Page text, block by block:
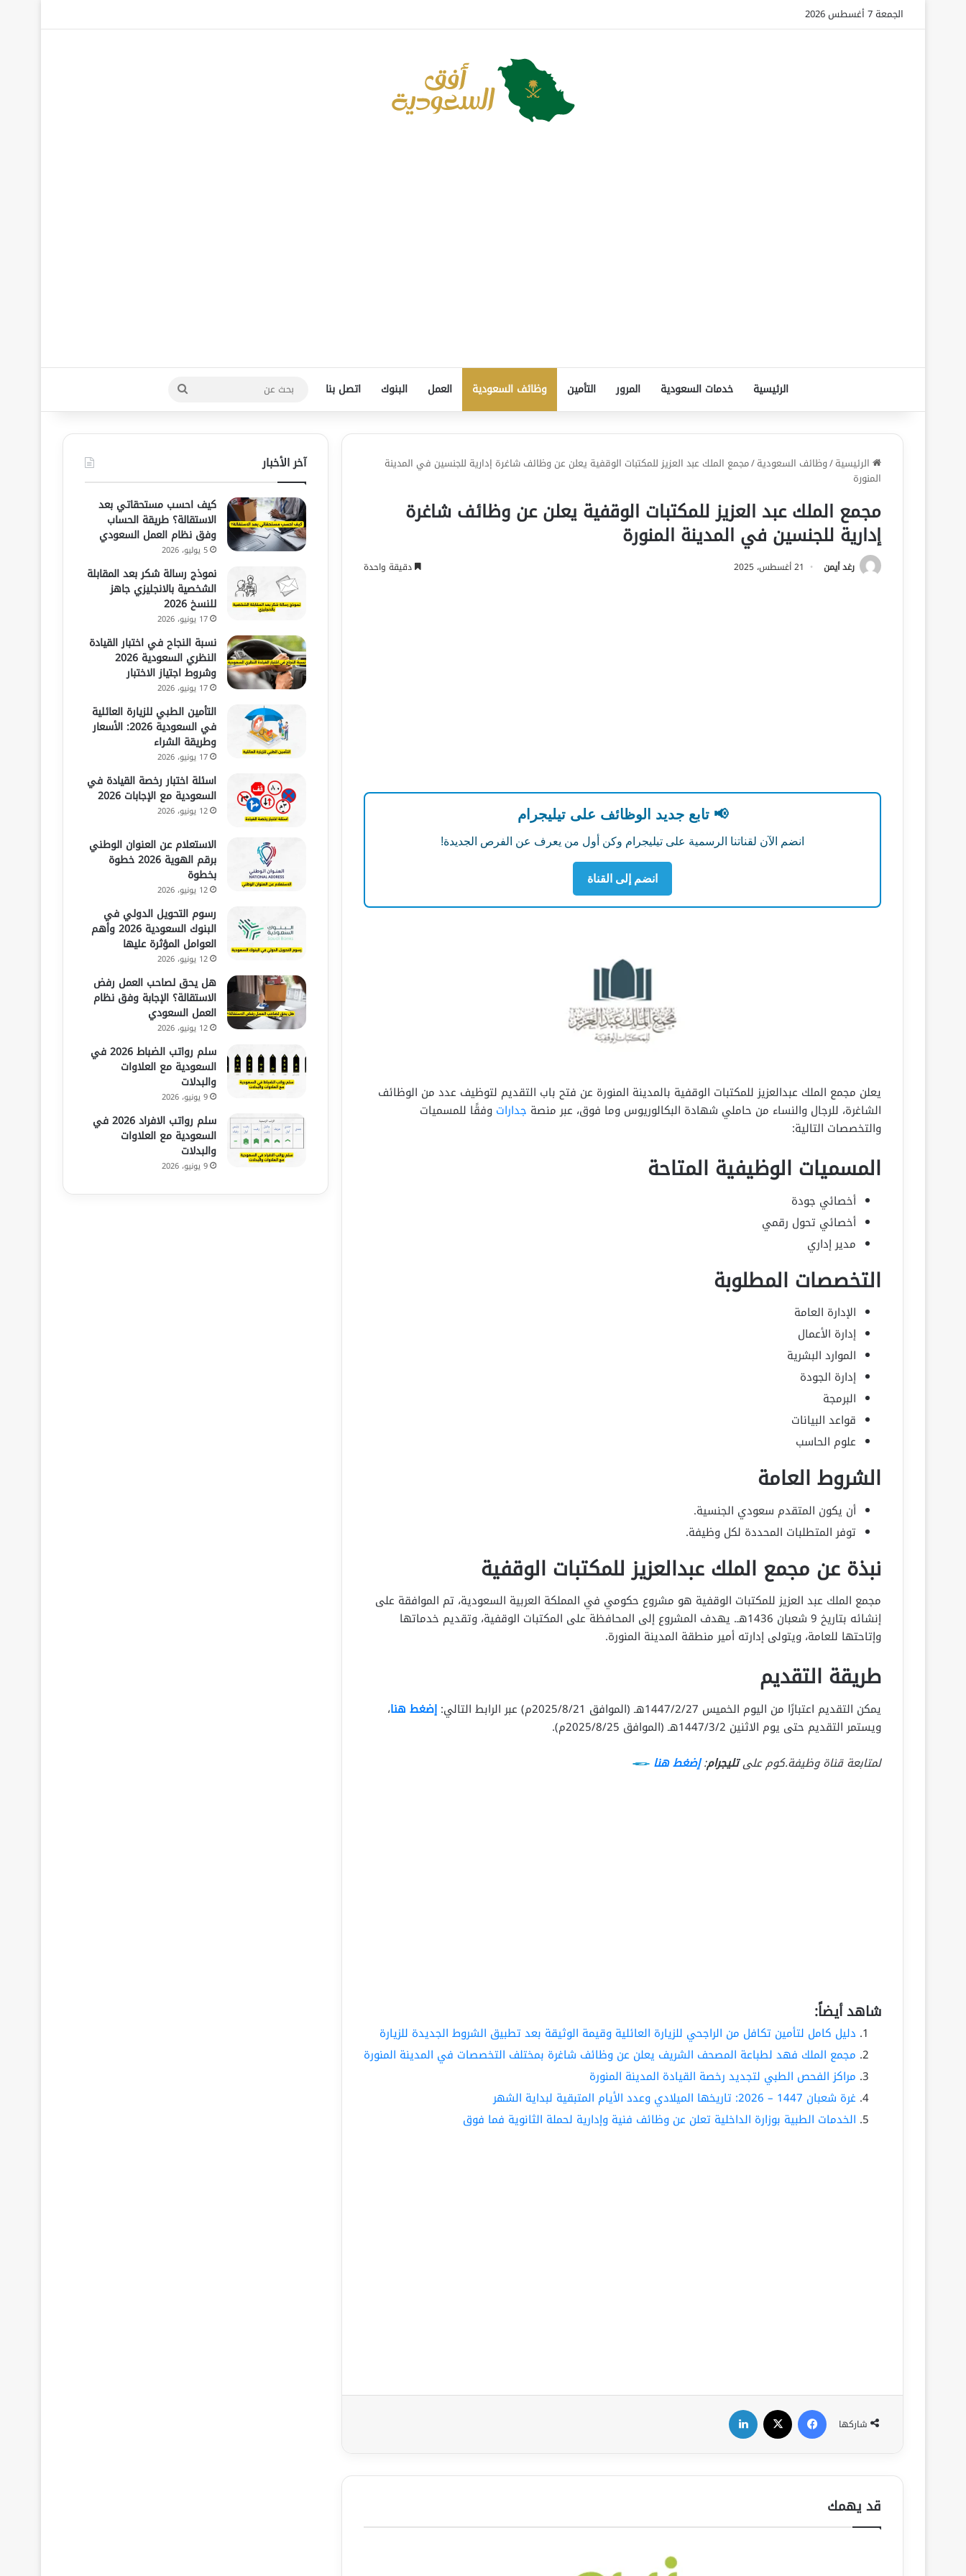
الجمعة 7 أغسطس 2026
الرئيسية خدمات السعودية المرور التأمين وظائف السعودية العمل البنوك اتصل بنا
بحث
عن
الرئيسية/وظائف السعودية/مجمع الملك عبد العزيز للمكتبات الوقفية يعلن عن وظائف شاغرة إدارية للجنسين في المدينة
المنورة
مجمع الملك عبد العزيز للمكتبات الوقفية يعلن عن وظائف شاغرة
إدارية للجنسين في المدينة المنورة
رغد أيمن 21 أغسطس، 2025 دقيقة واحدة
📢 تابع جديد الوظائف على تيليجرام
انضم الآن لقناتنا الرسمية على تيليجرام وكن أول من يعرف عن الفرص الجديدة!
انضم إلى القناة
يعلن مجمع الملك عبدالعزيز للمكتبات الوقفية بالمدينة المنورة عن فتح باب التقديم لتوظيف عدد من الوظائف
الشاغرة، للرجال والنساء من حاملي شهادة البكالوريوس وما فوق، عبر منصة جدارات وفقًا للمسميات
والتخصصات التالية:
المسميات الوظيفية المتاحة
أخصائي جودة
أخصائي تحول رقمي
مدير إداري
التخصصات المطلوبة
الإدارة العامة
إدارة الأعمال
الموارد البشرية
إدارة الجودة
البرمجة
قواعد البيانات
علوم الحاسب
الشروط العامة
أن يكون المتقدم سعودي الجنسية.
توفر المتطلبات المحددة لكل وظيفة.
نبذة عن مجمع الملك عبدالعزيز للمكتبات الوقفية
مجمع الملك عبد العزيز للمكتبات الوقفية هو مشروع حكومي في المملكة العربية السعودية، تم الموافقة على
إنشائه بتاريخ 9 شعبان 1436هـ. يهدف المشروع إلى المحافظة على المكتبات الوقفية، وتقديم خدماتها
وإتاحتها للعامة، ويتولى إدارته أمير منطقة المدينة المنورة.
طريقة التقديم
يمكن التقديم اعتبارًا من اليوم الخميس 1447/2/27هـ (الموافق 2025/8/21م) عبر الرابط التالي: إضغط هنا،
ويستمر التقديم حتى يوم الاثنين 1447/3/2هـ (الموافق 2025/8/25م).
لمتابعة قناة وظيفة.كوم علىتليجرام:إضغط هنا
شاهد أيضاً:
دليل كامل لتأمين تكافل من الراجحي للزيارة العائلية وقيمة الوثيقة بعد تطبيق الشروط الجديدة للزيارة
مجمع الملك فهد لطباعة المصحف الشريف يعلن عن وظائف شاغرة بمختلف التخصصات في المدينة المنورة
مراكز الفحص الطبي لتجديد رخصة القيادة المدينة المنورة
غرة شعبان 1447 – 2026: تاريخها الميلادي وعدد الأيام المتبقية لبداية الشهر
الخدمات الطبية بوزارة الداخلية تعلن عن وظائف فنية وإدارية لحملة الثانوية فما فوق
شاركها
فيسبوك
قد يهمك
آخر الأخبار
كيف احسب مستحقاتي بعد
الاستقالة؟ طريقة الحساب
وفق نظام العمل السعودي
5 يوليو، 2026
نموذج رسالة شكر بعد المقابلة
الشخصية بالانجليزي جاهز
للنسخ 2026
17 يونيو، 2026
نسبة النجاح في اختبار القيادة
النظري السعودية 2026
وشروط اجتياز الاختبار
17 يونيو، 2026
التأمين الطبي للزيارة العائلية
في السعودية 2026: الأسعار
وطريقة الشراء
17 يونيو، 2026
اسئلة اختبار رخصة القيادة في
السعودية مع الإجابات 2026
12 يونيو، 2026
الاستعلام عن العنوان الوطني
برقم الهوية 2026 خطوة
بخطوة
12 يونيو، 2026
رسوم التحويل الدولي في
البنوك السعودية 2026 وأهم
العوامل المؤثرة عليها
12 يونيو، 2026
هل يحق لصاحب العمل رفض
الاستقالة؟ الإجابة وفق نظام
العمل السعودي
12 يونيو، 2026
سلم رواتب الضباط 2026 في
السعودية مع العلاوات
والبدلات
9 يونيو، 2026
سلم رواتب الافراد 2026 في
السعودية مع العلاوات
والبدلات
9 يونيو، 2026